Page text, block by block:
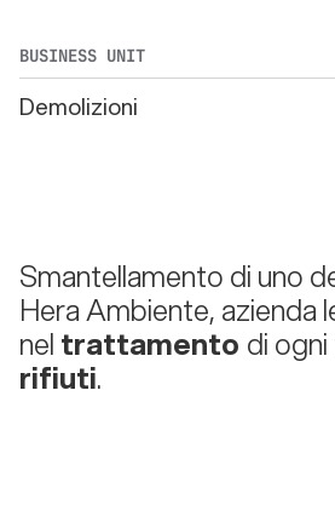
BUSINESS UNIT
Demolizioni
Smantellamento di uno
Hera Ambiente, azienda
nel trattamento di
rifiuti.